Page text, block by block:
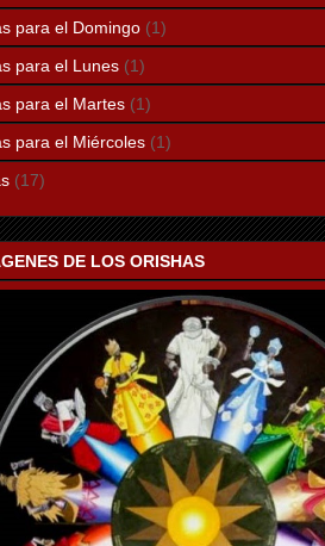
para el Domingo (1)
para el Lunes (1)
para el Martes (1)
para el Miércoles (1)
(17)
DE LOS ORISHAS